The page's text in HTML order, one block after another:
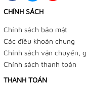
CHÍNH SÁCH
Chính sách bảo mật
Các điều khoản chung
Chính sách vận chuyển,
Chính sách thanh toán
THANH TOÁN